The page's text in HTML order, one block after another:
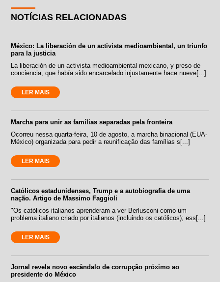
NOTÍCIAS RELACIONADAS
México: La liberación de un activista medioambiental, un triunfo
para la justicia
La liberación de un activista medioambiental mexicano, y preso de
conciencia, que había sido encarcelado injustamente hace nueve[...]
LER MAIS
Marcha para unir as famílias separadas pela fronteira
Ocorreu nessa quarta-feira, 10 de agosto, a marcha binacional (EUA-
México) organizada para pedir a reunificação das famílias s[...]
LER MAIS
Católicos estadunidenses, Trump e a autobiografia de uma
nação. Artigo de Massimo Faggioli
"Os católicos italianos aprenderam a ver Berlusconi como um
problema italiano criado por italianos (incluindo os católicos); ess[...]
LER MAIS
Jornal revela novo escândalo de corrupção próximo ao
presidente do México